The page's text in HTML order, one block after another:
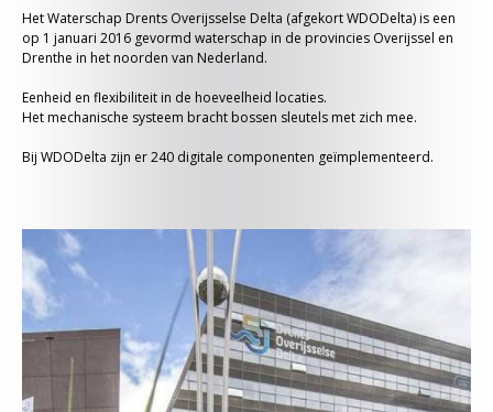
Het Waterschap Drents Overijsselse Delta (afgekort WDODelta) is een
op 1 januari 2016 gevormd waterschap in de provincies Overijssel en
Drenthe in het noorden van Nederland.
Eenheid en flexibiliteit in de hoeveelheid locaties.
Het mechanische systeem bracht bossen sleutels met zich mee.
Bij WDODelta zijn er 240 digitale componenten geïmplementeerd.